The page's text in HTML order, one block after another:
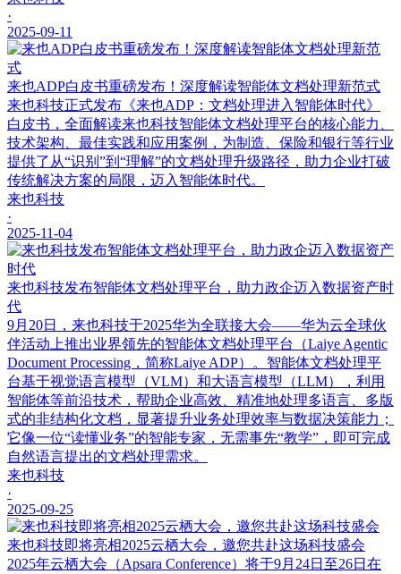
·
2025-09-11
来也ADP白皮书重磅发布！深度解读智能体文档处理新范式
来也科技正式发布《来也ADP：文档处理进入智能体时代》
白皮书，全面解读来也科技智能体文档处理平台的核心能力、
技术架构、最佳实践和应用案例，为制造、保险和银行等行业
提供了从“识别”到“理解”的文档处理升级路径，助力企业打破
传统解决方案的局限，迈入智能体时代。
来也科技
·
2025-11-04
来也科技发布智能体文档处理平台，助力政企迈入数据资产时
代
9月20日，来也科技于2025华为全联接大会——华为云全球伙
伴活动上推出业界领先的智能体文档处理平台（Laiye Agentic
Document Processing，简称Laiye ADP）。智能体文档处理平
台基于视觉语言模型（VLM）和大语言模型（LLM），利用
智能体等前沿技术，帮助企业高效、精准地处理多语言、多版
式的非结构化文档，显著提升业务处理效率与数据决策能力；
它像一位“读懂业务”的智能专家，无需事先“教学”，即可完成
自然语言提出的文档处理需求。
来也科技
·
2025-09-25
来也科技即将亮相2025云栖大会，邀您共赴这场科技盛会
2025年云栖大会（Apsara Conference）将于9月24日至26日在